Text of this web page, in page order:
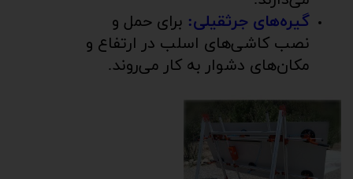
گیره‌های جرثقیلی: برای حمل و
نصب کاشی‌های اسلب در ارتفاع و
مکان‌های دشوار به کار می‌روند.